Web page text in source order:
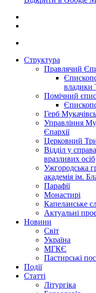
Структура
Правлячий
владики
Помічний
Герб
Управління
Єпархії
Церковний
Відділ у
вразливих осіб
Ужгородська
академія ім.
Парафії
Монастирі
Капеланське
Актуальні
Новини
Світ
Україна
МГКЄ
Пастирські
Події
Статті
Літургіка